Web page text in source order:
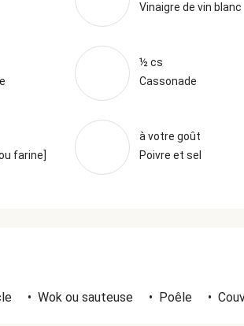
Vinaigre de vin blanc
½ cs
Cassonade
farine]
à votre goût
Poivre et sel
• Wok ou sauteuse • Poêle •